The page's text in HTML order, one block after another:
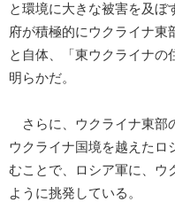
と環境に大きな被害を及ぼ
府が積極的にウクライナ東
と自体、「東ウクライナの
明らかだ。
さらに、ウクライナ東部
ウクライナ国境を越えたロ
むことで、ロシア軍に、ウ
ように挑発している。